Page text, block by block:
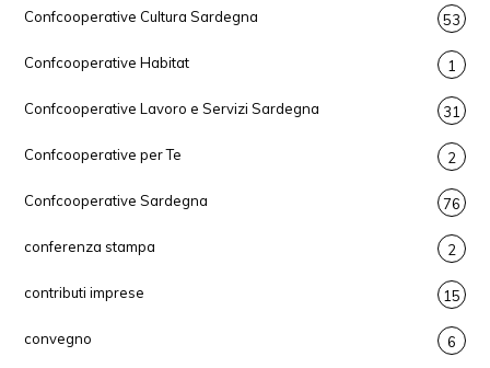
Confcooperative Cultura Sardegna 53
Confcooperative Habitat 1
Confcooperative Lavoro e Servizi Sardegna 31
Confcooperative per Te 2
Confcooperative Sardegna 76
conferenza stampa 2
contributi imprese 15
convegno 6